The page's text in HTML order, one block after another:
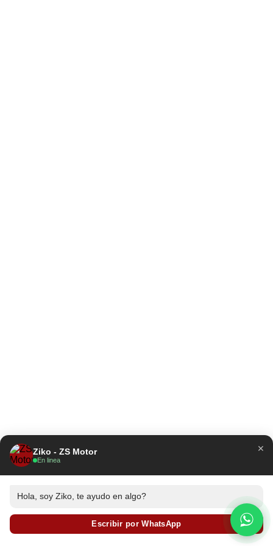
Ziko - ZS Motor
En linea
×
Hola, soy Ziko, te ayudo en algo?
Escribir por WhatsApp